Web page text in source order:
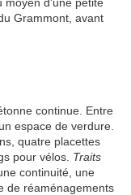
Grammont, avant
continue. Entre
espace de verdure.
quatre placettes
pour vélos. Traits
continuité, une
de réaménagements